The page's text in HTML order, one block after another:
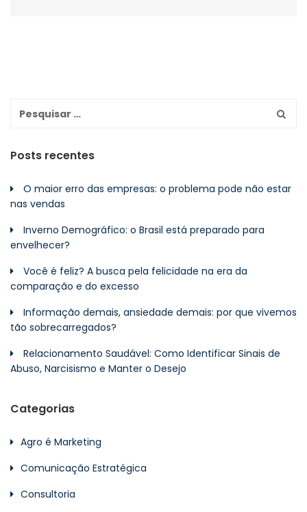
Posts recentes
O maior erro das empresas: o problema pode não estar
nas vendas
Inverno Demográfico: o Brasil está preparado para
envelhecer?
Você é feliz? A busca pela felicidade na era da
comparação e do excesso
Informação demais, ansiedade demais: por que vivemos
tão sobrecarregados?
Relacionamento Saudável: Como Identificar Sinais de
Abuso, Narcisismo e Manter o Desejo
Categorias
Agro é Marketing
Comunicação Estratégica
Consultoria